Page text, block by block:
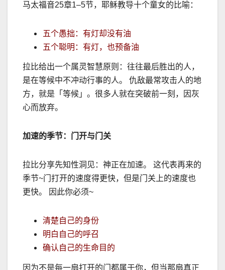
马太福音25章1–5节，耶稣教导十个童女的比喻：
五个愚拙：有灯却没有油
五个聪明：有灯，也预备油
拉比给出一个属灵智慧原则：往往最后胜出的人，
是在等候中不冲动行事的人。 仇敌最常攻击人的地
方，就是「等候」。 很多人就在突破前一刻，因灰
心而放弃。
加速的季节：门开与门关
拉比分享先知性洞见：神正在加速。 这代表再来的
季节~门打开的速度得更快，但是门关上的速度也
更快。 因此你必须~
清楚自己的身份
明白自己的呼召
确认自己的生命目的
因为不是每一扇打开的门都属于你，但当那扇真正